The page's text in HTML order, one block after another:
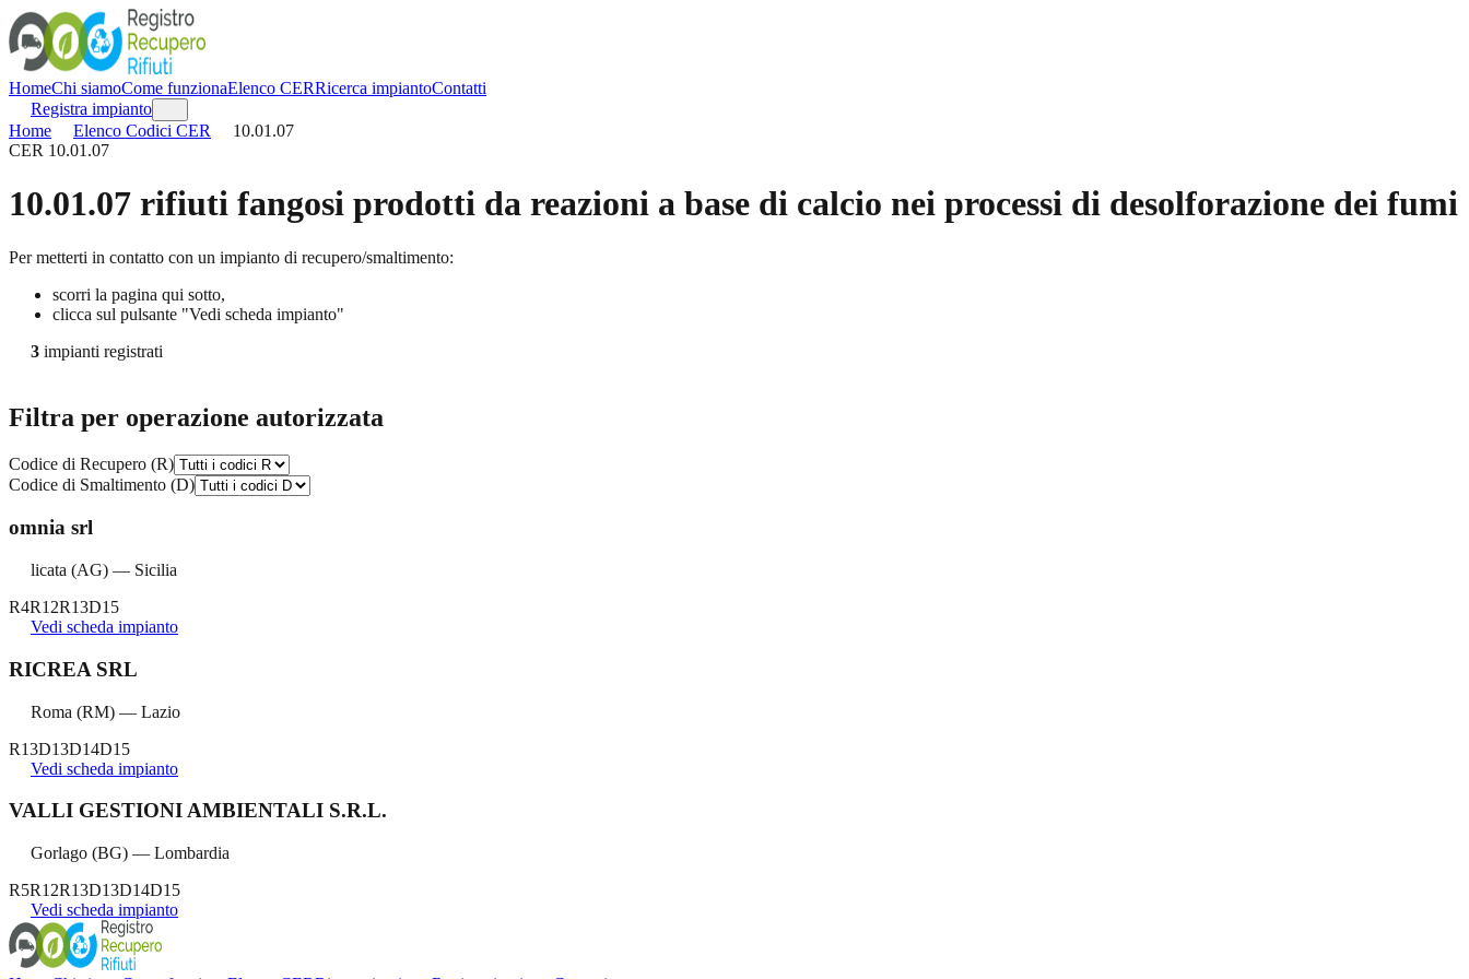
HomeChi siamoCome funzionaElenco CERRicerca impiantoContatti
Registra impianto
Home
Elenco Codici CER
10.01.07
CER 10.01.07
10.01.07 rifiuti fangosi prodotti da reazioni a base di calcio nei processi di desolforazione dei fumi
Per metterti in contatto con un impianto di recupero/smaltimento:
scorri la pagina qui sotto,
clicca sul pulsante "Vedi scheda impianto"
3 impianti registrati
Filtra per operazione autorizzata
Codice di Recupero (R)
Codice di Smaltimento (D)
omnia srl
licata (AG) — Sicilia
R4R12R13D15
Vedi scheda impianto
RICREA SRL
Roma (RM) — Lazio
R13D13D14D15
Vedi scheda impianto
VALLI GESTIONI AMBIENTALI S.R.L.
Gorlago (BG) — Lombardia
R5R12R13D13D14D15
Vedi scheda impianto